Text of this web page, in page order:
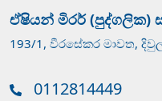
ඒෂියන් මිරර් (පුද්ගලික)
193/1, වීරසේකර මාවත,
0112814449